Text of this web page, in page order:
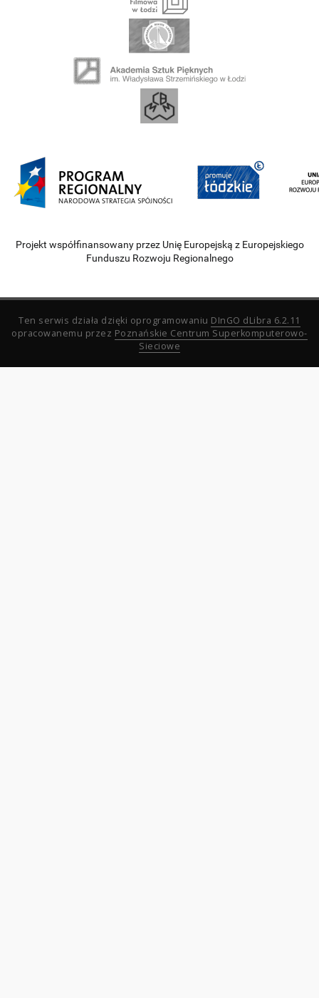
Projekt współfinansowany przez Unię Europejską z Europejskiego
Funduszu Rozwoju Regionalnego
Ten serwis działa dzięki oprogramowaniu DInGO dLibra 6.2.11
opracowanemu przez Poznańskie Centrum Superkomputerowo-
Sieciowe